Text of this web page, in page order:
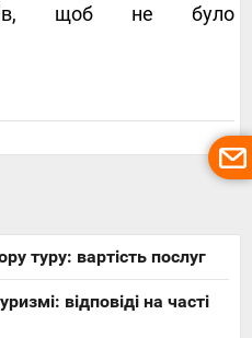
туру: вартість послуг
відповіді на часті
щоб не було